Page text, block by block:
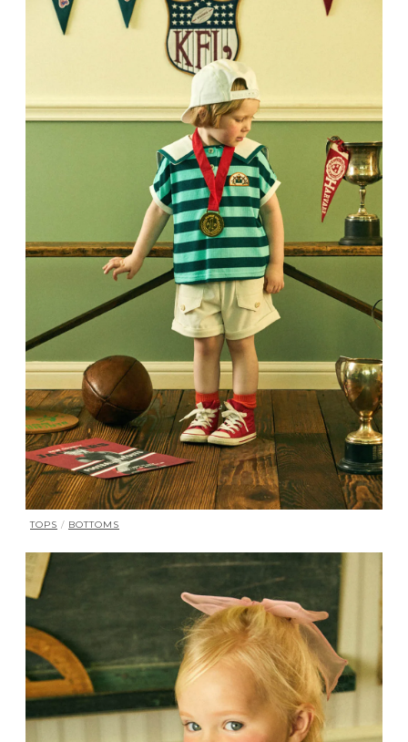
TOPS / BOTTOMS